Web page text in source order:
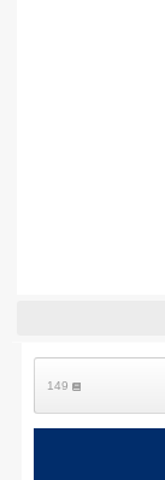
149